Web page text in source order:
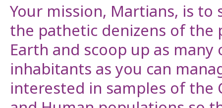
Your mission, Martians, is to
the pathetic denizens of the
Earth and scoop up as many
inhabitants as you can
interested in samples of the